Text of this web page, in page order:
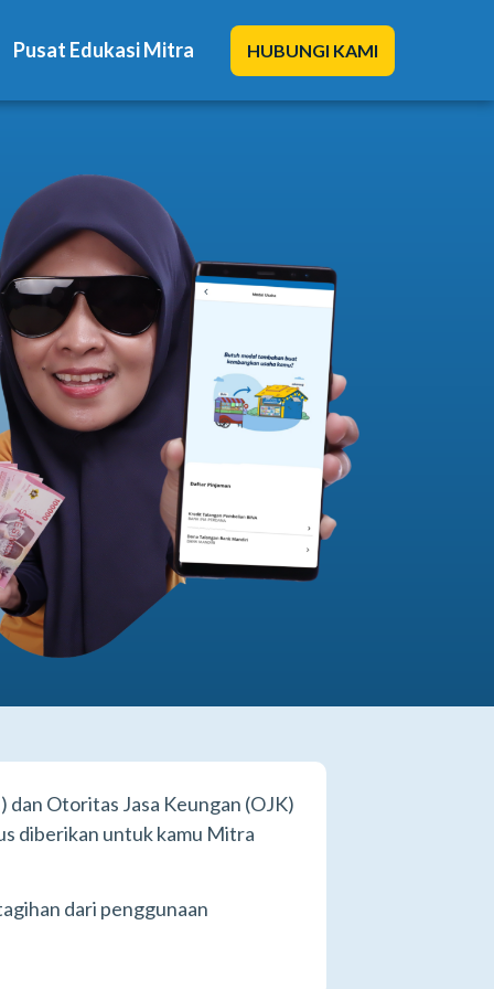
Pusat Edukasi Mitra HUBUNGI KAMI
dan Otoritas Jasa Keungan (OJK)
diberikan untuk kamu Mitra
dari penggunaan
Solusi Kami
Promo Mitra
Pusat Edukasi Mitra
INSTAL SEKARANG